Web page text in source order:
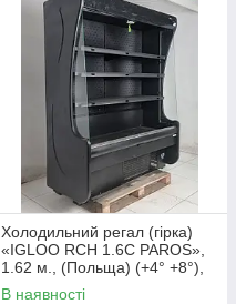
Холодильний регал (гірка)
«IGLOO RCH 1.6C PAROS»,
1.62 м., (Польща) (+4° +8°),
Б/у
В наявності